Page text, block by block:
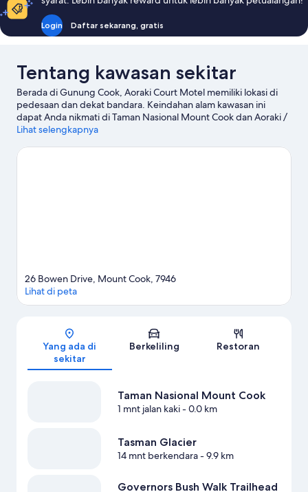
Login Daftar sekarang, gratis
Tentang kawasan sekitar
Berada di Gunung Cook, Aoraki Court Motel memiliki lokasi di
pedesaan dan dekat bandara. Keindahan alam kawasan ini
dapat Anda nikmati di Taman Nasional Mount Cook dan Aoraki /
Gunung Cook. Jelajahi petualangan air di area ini dengan
keseruan outdoor dengan jalur hiking/sepeda dan panjat
Lihat selengkapnya
Peta
26 Bowen Drive, Mount Cook, 7946
Lihat di peta
Yang ada di
sekitar
Berkeliling Restoran
Taman Nasional Mount Cook
1 mnt jalan kaki- 0.0 km
Tasman Glacier
14 mnt berkendara- 9.9 km
Governors Bush Walk Trailhead